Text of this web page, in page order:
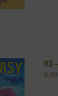
03